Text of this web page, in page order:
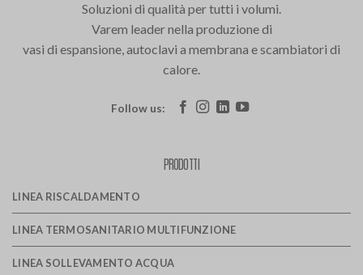
Soluzioni di qualità per tutti i volumi.
Varem leader nella produzione di
vasi di espansione, autoclavi a membrana e scambiatori di
calore.
Follow us:
PRODOTTI
LINEA RISCALDAMENTO
LINEA TERMOSANITARIO MULTIFUNZIONE
LINEA SOLLEVAMENTO ACQUA